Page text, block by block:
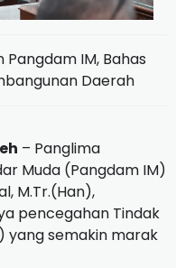
IM, Bahas
Daerah
– Panglima
Muda (Pangdam IM)
M.Tr.(Han),
pencegahan Tindak
yang semakin marak